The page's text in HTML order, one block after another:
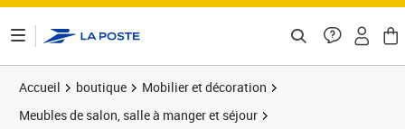
Accueil boutique
Mobilier et décoration
Meubles de salon, salle à manger et séjour